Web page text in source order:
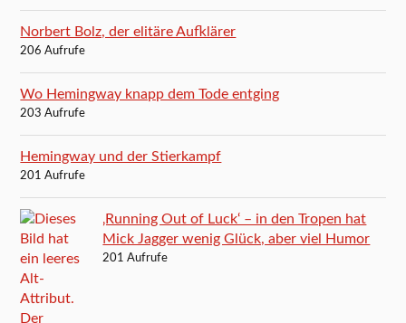
Norbert Bolz, der elitäre Aufklärer
206 Aufrufe
Wo Hemingway knapp dem Tode entging
203 Aufrufe
Hemingway und der Stierkampf
201 Aufrufe
‚Running Out of Luck‘ – in den Tropen hat
Mick Jagger wenig Glück, aber viel Humor
201 Aufrufe